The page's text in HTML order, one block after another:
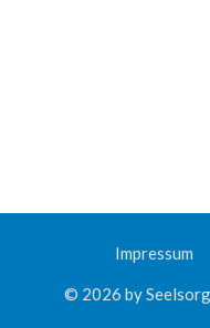
Impressum
© 2026 by